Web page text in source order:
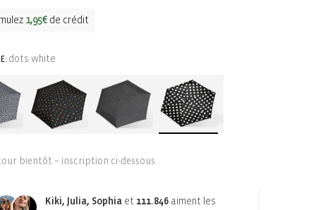
1,95€ de crédit
dots white
bientôt – inscription ci-dessous
Kiki, Julia, Sophia et 111.846 aiment les